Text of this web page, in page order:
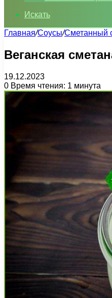
Искать
Главная/Соусы/Сметанный
Веганская
19.12.2023
0 Время чтения: 1 минута